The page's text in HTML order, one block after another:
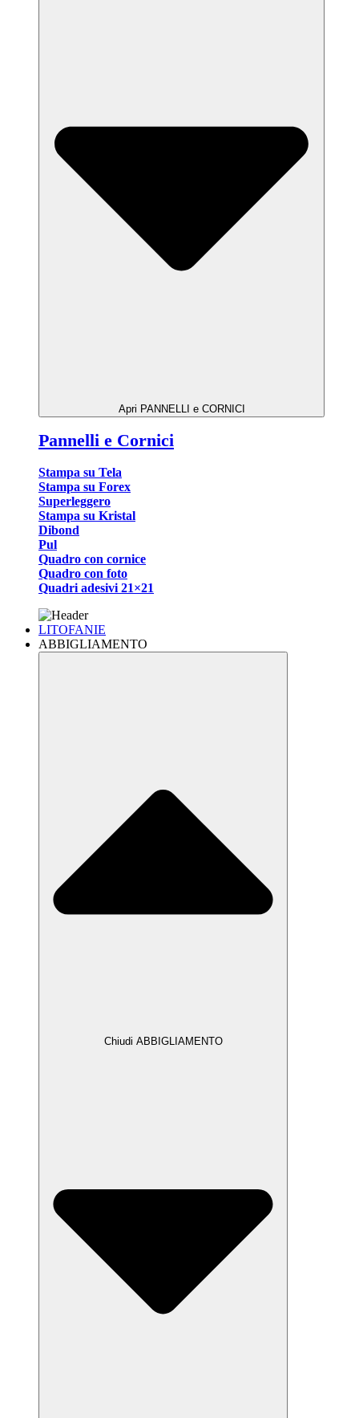
Apri PANNELLI e CORNICI
Pannelli e Cornici
Stampa su Tela
Stampa su Forex
Superleggero
Stampa su Kristal
Dibond
Pul
Quadro con cornice
Quadro con foto
Quadri adesivi 21×21
LITOFANIE
ABBIGLIAMENTO
Chiudi ABBIGLIAMENTO